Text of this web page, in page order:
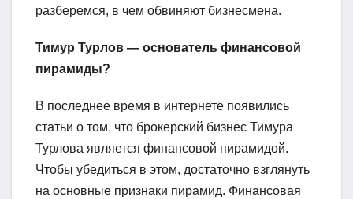
разберемся, в чем обвиняют бизнесмена.
Тимур Турлов — основатель финансовой
пирамиды?
В последнее время в интернете появились
статьи о том, что брокерский бизнес Тимура
Турлова является финансовой пирамидой.
Чтобы убедиться в этом, достаточно взглянуть
на основные признаки пирамид. Финансовая